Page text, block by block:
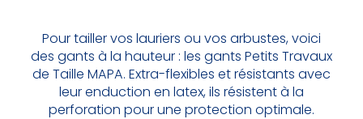
Pour tailler vos lauriers ou vos arbustes, voici
des gants à la hauteur : les gants Petits Travaux
de Taille MAPA. Extra-flexibles et résistants avec
leur enduction en latex, ils résistent à la
perforation pour une protection optimale.